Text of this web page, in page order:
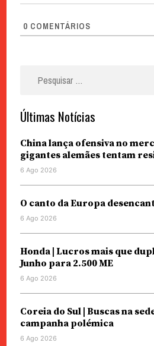
0 COMENTÁRIOS
Últimas Notícias
China lança ofensiva no
gigantes alemães tentam
6 Ago 2026
O canto da Europa
6 Ago 2026
Honda | Lucros mais que
Junho para 2.500 ME
6 Ago 2026
Coreia do Sul | Buscas na
campanha polémica
6 Ago 2026